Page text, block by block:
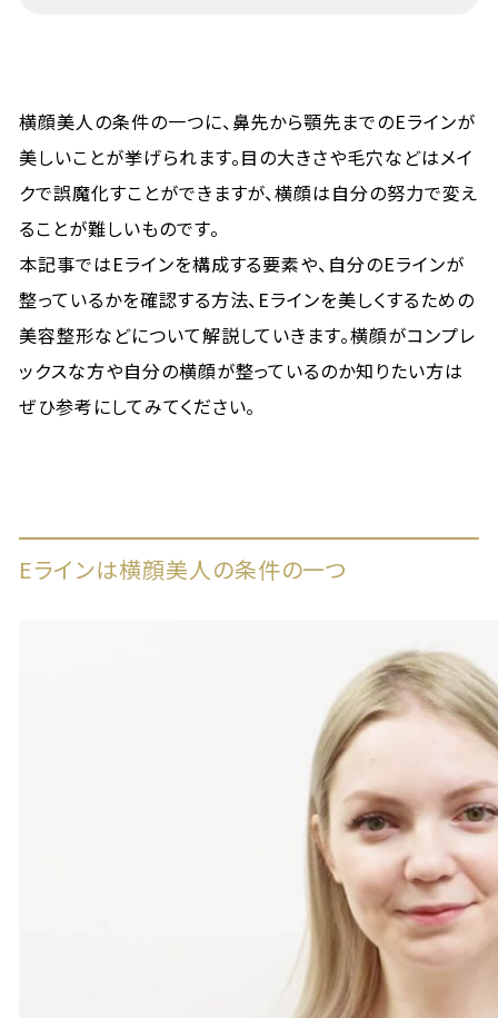
横顔美人の条件の一つに、鼻先から顎先までのEラインが
美しいことが挙げられます。目の大きさや毛穴などはメイ
クで誤魔化すことができますが、横顔は自分の努力で変え
ることが難しいものです。
本記事ではEラインを構成する要素や、自分のEラインが
整っているかを確認する方法、Eラインを美しくするための
美容整形などについて解説していきます。横顔がコンプレ
ックスな方や自分の横顔が整っているのか知りたい方は
ぜひ参考にしてみてください。
Eラインは横顔美人の条件の一つ